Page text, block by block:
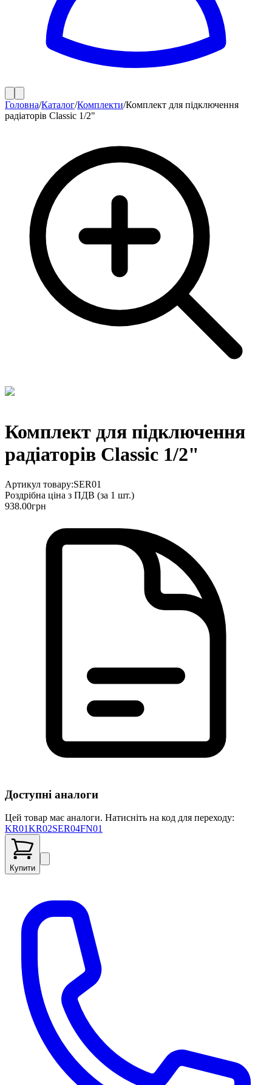
Головна/Каталог/Комплекти/Комплект для підключення
радіаторів Classic 1/2"
Комплект для підключення
радіаторів Classic 1/2"
Артикул товару:SER01
Роздрібна ціна з ПДВ (за 1 шт.)
938.00грн
Доступні аналоги
Цей товар має аналоги. Натисніть на код для переходу:
KR01KR02SER04FN01
Купити